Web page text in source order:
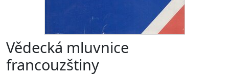
Vědecká mluvnice
francouzštiny